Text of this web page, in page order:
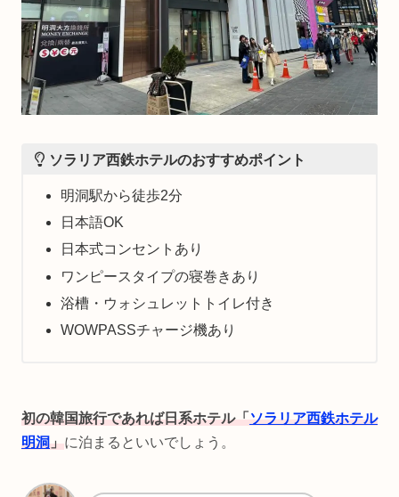
ソラリア西鉄ホテルのおすすめポイント
明洞駅から徒歩2分
日本語OK
日本式コンセントあり
ワンピースタイプの寝巻きあり
浴槽・ウォシュレットトイレ付き
WOWPASSチャージ機あり
初の韓国旅行であれば日系ホテル「ソラリア西鉄ホテル
明洞」に泊まるといいでしょう。